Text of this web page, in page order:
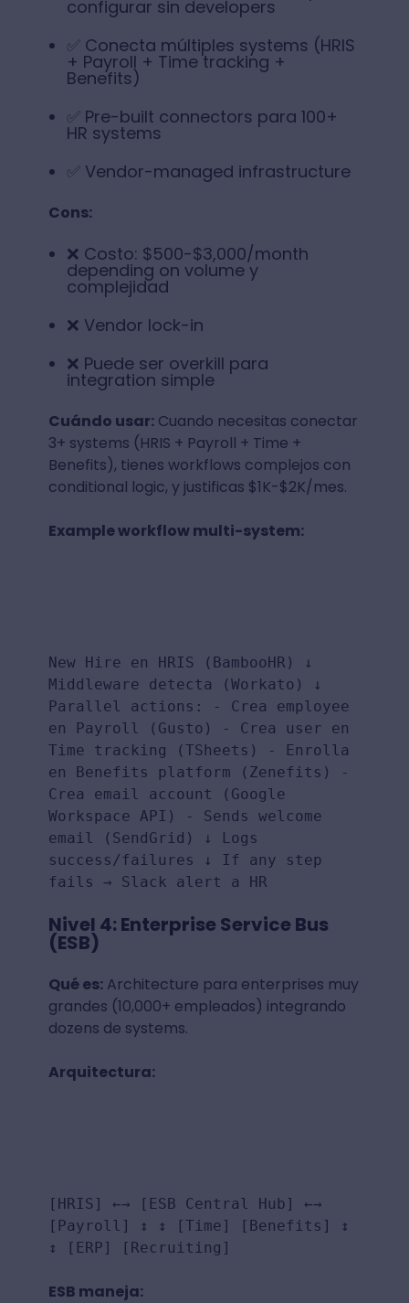
configurar sin developers
✅ Conecta múltiples systems (HRIS
+ Payroll + Time tracking +
Benefits)
✅ Pre-built connectors para 100+
HR systems
✅ Vendor-managed infrastructure
Cons:
❌ Costo: $500-$3,000/month
depending on volume y
complejidad
❌ Vendor lock-in
❌ Puede ser overkill para
integration simple
Cuándo usar:Cuando necesitas conectar
3+ systems (HRIS + Payroll + Time +
Benefits), tienes workflows complejos con
conditional logic, y justificas $1K-$2K/mes.
Example workflow multi-system:
New Hire en HRIS (BambooHR) ↓
Middleware detecta (Workato) ↓
Parallel actions: - Crea employee
en Payroll (Gusto) - Crea user en
Time tracking (TSheets) - Enrolla
en Benefits platform (Zenefits) -
Crea email account (Google
Workspace API) - Sends welcome
email (SendGrid) ↓ Logs
success/failures ↓ If any step
fails → Slack alert a HR
Nivel 4: Enterprise Service Bus
(ESB)
Qué es:Architecture para enterprises muy
grandes (10,000+ empleados) integrando
dozens de systems.
Arquitectura:
[HRIS] ←→ [ESB Central Hub] ←→
[Payroll] ↕ ↕ [Time] [Benefits] ↕
↕ [ERP] [Recruiting]
ESB maneja: